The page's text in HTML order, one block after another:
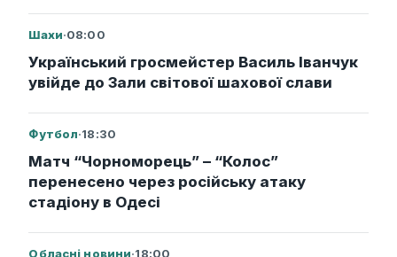
Шахи·08:00
Український гросмейстер Василь Іванчук
увійде до Зали світової шахової слави
Футбол·18:30
Матч “Чорноморець” – “Колос”
перенесено через російську атаку
стадіону в Одесі
Обласні новини·18:00